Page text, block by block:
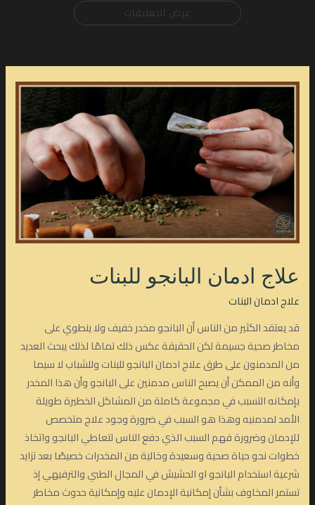
عرض التعليقات
علاج ادمان البانجو للبنات
علاج ادمان البنات
قد يعتقد الكثير من الناس أن البانجو مخدر خفيف ولا ينطوي على
مخاطر صحية جسيمة لكن الحقيقة عكس ذلك تمامًا لذلك يبحث العديد
من المدمنون على طرق علاج ادمان البانجو للبنات وللشباب لا سيما
وأنه من الممكن أن يصبح الناس مدمنين على البانجو وأن هذا المخدر
بإمكانه التسبب في مجموعة كاملة من المشاكل الخطيرة طويلة
الأمد لمدمنيه وهذا هو السبب في ضرورة وجود علاج متخصص
للإدمان وضرورة فهم السبب الذي دفع الناس لتعاطي البانجو واتخاذ
خطوات نحو حياة صحية وسعيدة وخالية من المخدرات خصيصًا بعد تزايد
شرعية استخدام البانجو او الحشيش في المجال الطبي والترفيهي إذ
تستمر المخاوف بشأن إمكانية الإدمان عليه وإمكانية حدوث مخاطر